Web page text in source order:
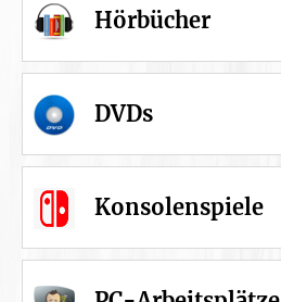
Hörbücher
DVDs
Konsolenspiele